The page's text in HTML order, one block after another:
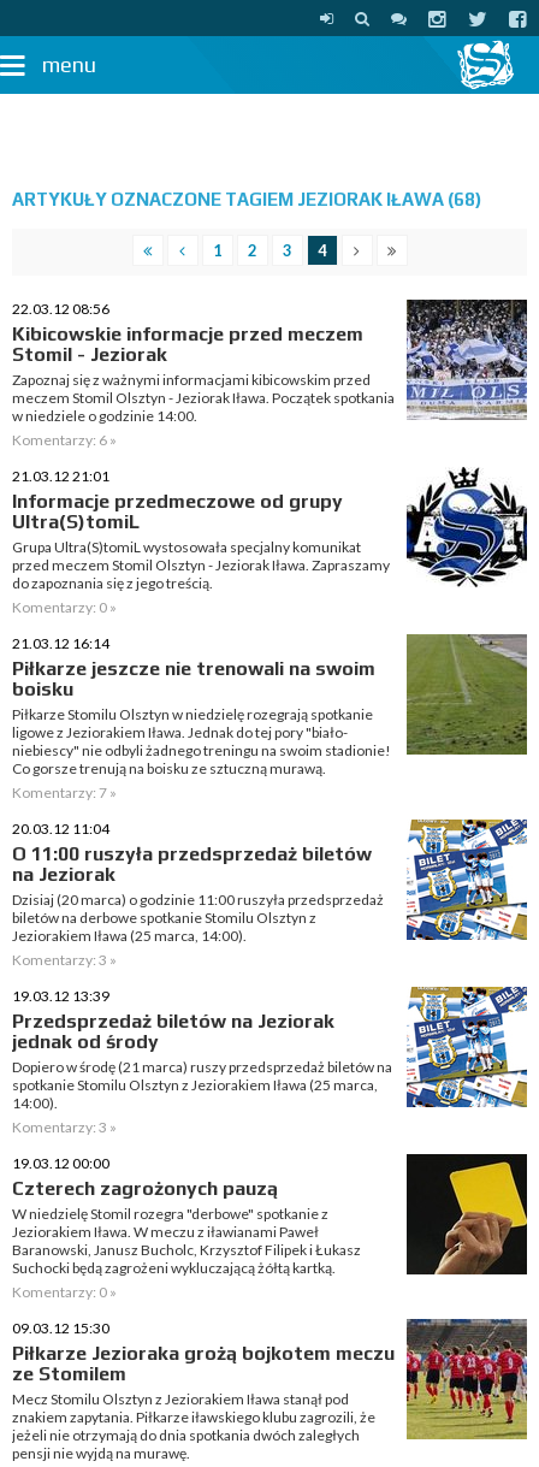
menu
ARTYKUŁY OZNACZONE TAGIEM JEZIORAK IŁAWA (68)
1 2 3 4
22.03.12 08:56
Kibicowskie informacje przed meczem
Stomil - Jeziorak
Zapoznaj się z ważnymi informacjami kibicowskim przed
meczem Stomil Olsztyn - Jeziorak Iława. Początek spotkania
w niedziele o godzinie 14:00.
Komentarzy: 6 »
21.03.12 21:01
Informacje przedmeczowe od grupy
Ultra(S)tomiL
Grupa Ultra(S)tomiL wystosowała specjalny komunikat
przed meczem Stomil Olsztyn - Jeziorak Iława. Zapraszamy
do zapoznania się z jego treścią.
Komentarzy: 0 »
21.03.12 16:14
Piłkarze jeszcze nie trenowali na swoim
boisku
Piłkarze Stomilu Olsztyn w niedzielę rozegrają spotkanie
ligowe z Jeziorakiem Iława. Jednak do tej pory "biało-
niebiescy" nie odbyli żadnego treningu na swoim stadionie!
Co gorsze trenują na boisku ze sztuczną murawą.
Komentarzy: 7 »
20.03.12 11:04
O 11:00 ruszyła przedsprzedaż biletów
na Jeziorak
Dzisiaj (20 marca) o godzinie 11:00 ruszyła przedsprzedaż
biletów na derbowe spotkanie Stomilu Olsztyn z
Jeziorakiem Iława (25 marca, 14:00).
Komentarzy: 3 »
19.03.12 13:39
Przedsprzedaż biletów na Jeziorak
jednak od środy
Dopiero w środę (21 marca) ruszy przedsprzedaż biletów na
spotkanie Stomilu Olsztyn z Jeziorakiem Iława (25 marca,
14:00).
Komentarzy: 3 »
19.03.12 00:00
Czterech zagrożonych pauzą
W niedzielę Stomil rozegra "derbowe" spotkanie z
Jeziorakiem Iława. W meczu z iławianami Paweł
Baranowski, Janusz Bucholc, Krzysztof Filipek i Łukasz
Suchocki będą zagrożeni wykluczającą żółtą kartką.
Komentarzy: 0 »
09.03.12 15:30
Piłkarze Jezioraka grożą bojkotem meczu
ze Stomilem
Mecz Stomilu Olsztyn z Jeziorakiem Iława stanął pod
znakiem zapytania. Piłkarze iławskiego klubu zagrozili, że
jeżeli nie otrzymają do dnia spotkania dwóch zaległych
pensji nie wyjdą na murawę.